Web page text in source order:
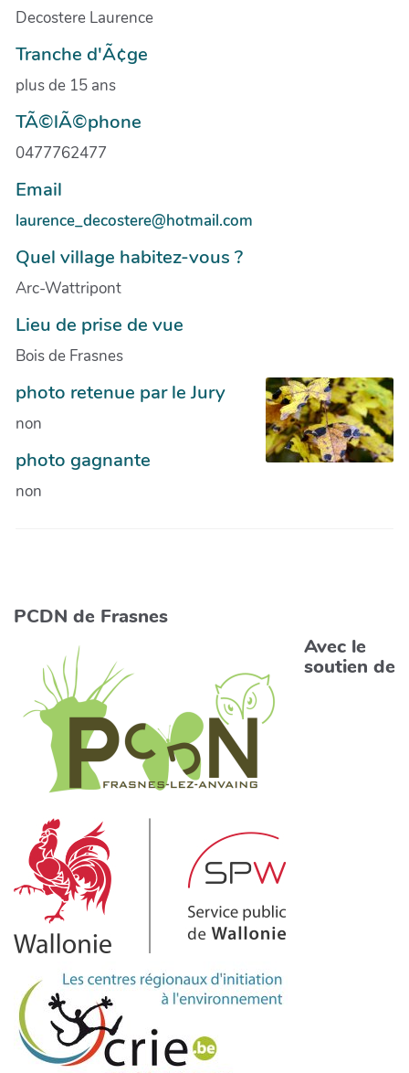
Decostere Laurence
Tranche d'Ã¢ge
plus de 15 ans
TÃ©lÃ©phone
0477762477
Email
laurence_decostere@hotmail.com
Quel village habitez-vous ?
Arc-Wattripont
Lieu de prise de vue
Bois de Frasnes
photo retenue par le Jury
non
photo gagnante
non
PCDN de Frasnes
Avec le
soutien de